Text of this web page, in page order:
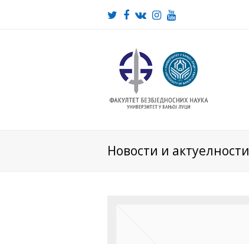
Twitter
Facebook
VKInstagram
Youtube
Новости и актуелности